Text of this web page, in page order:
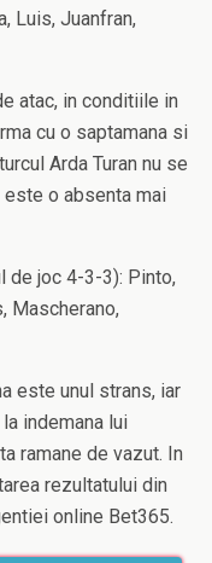
Luis, Juanfran,
atac, in conditiile in
cu o saptamana si
Arda Turan nu se
o absenta mai
de joc 4-3-3): Pinto,
Mascherano,
este unul strans, iar
indemana lui
ramane de vazut. In
rezultatului din
online Bet365.